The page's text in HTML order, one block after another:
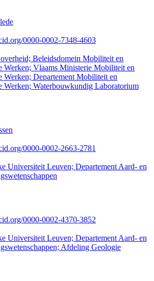
0000-0002-7348-4603
Beleidsdomein Mobiliteit en
Werken; Vlaams Ministerie Mobiliteit en
Werken; Departement Mobiliteit en
Werken; Waterbouwkundig Laboratorium
0000-0002-2663-2781
Universiteit Leuven; Departement Aard- en
0000-0002-4370-3852
Universiteit Leuven; Departement Aard- en
Afdeling Geologie